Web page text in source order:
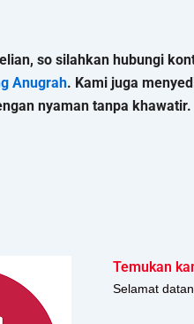
so silahkan hubungi
Anugrah. Kami juga
nyaman tanpa
Temukan
Selamat